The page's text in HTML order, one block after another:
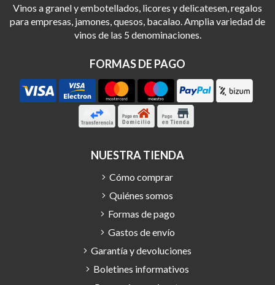
Vinos a granel y embotellados, licores y delicatesen, regalos
para empresas, jamones, quesos, bacalao. Amplia variedad de
vinos de las 5 denominaciones.
FORMAS DE PAGO
NUESTRA TIENDA
Cómo comprar
Quiénes somos
Formas de pago
Gastos de envío
Garantía y devoluciones
Boletines informativos